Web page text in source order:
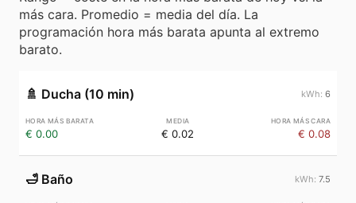
más cara. Promedio = media del día. La
programación hora más barata apunta al extremo
barato.
🚿 Ducha (10 min) 6
€ 0.00 € 0.02 € 0.08
🛁 Baño 7.5